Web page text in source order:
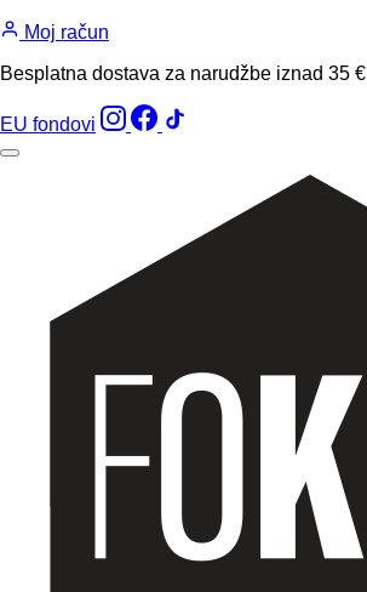
Moj račun
Besplatna dostava za narudžbe iznad 35 €
EU fondovi